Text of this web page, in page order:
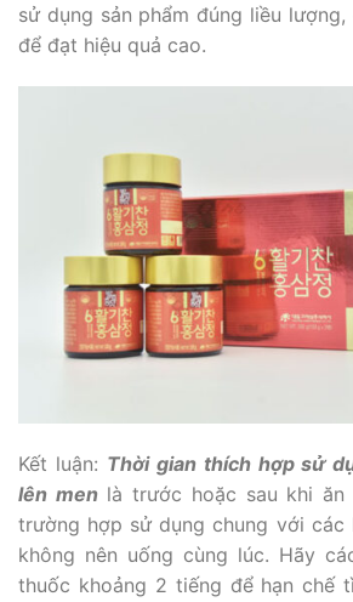
sử dụng sản phẩm đúng liều
để đạt hiệu quả cao.
Kết luận: Thời gian thích hợp sử
lên menlà trước hoặc sau khi ăn
trường hợp sử dụng chung với các
không nên uống cùng lúc. Hãy
thuốc khoảng 2 tiếng để hạn chế